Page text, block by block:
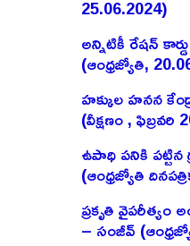
25.06.2024)
అన్నిటికీ రేషన్
(ఆంధ్రజ్యోతి,
హక్కుల హనన
(వీక్షణం , ఫిబ్రవరి
ఉపాధి పనికి
(ఆంధ్రజ్యోతి
ప్రకృతి వైపరీత్యం
– సంజీవ్